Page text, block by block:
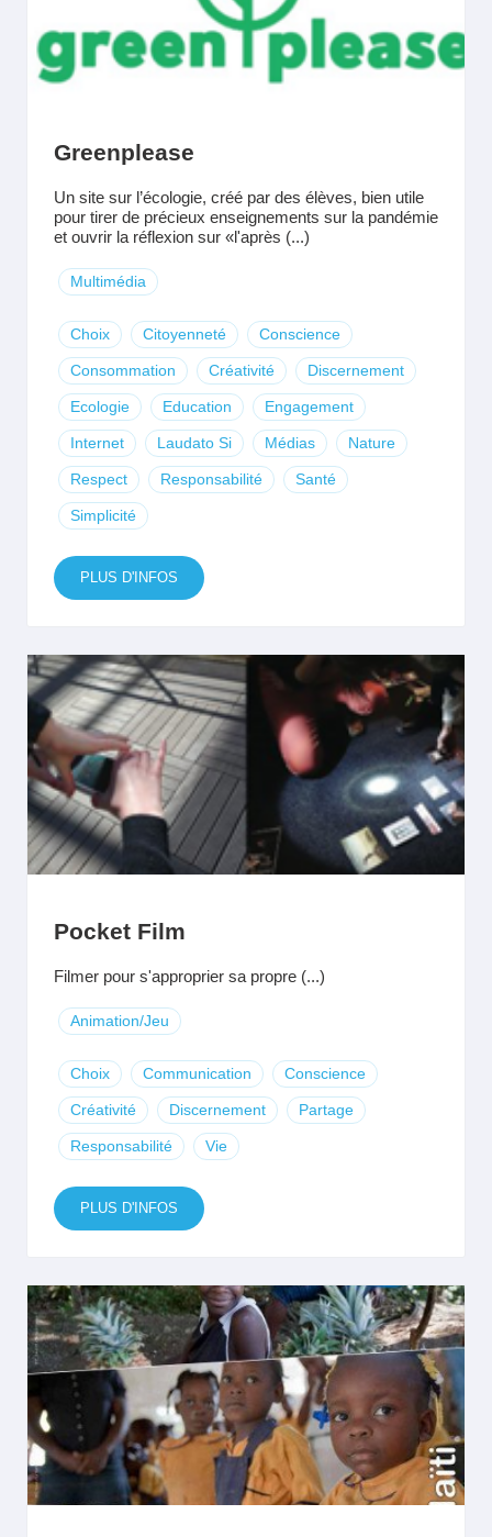
Greenplease
Un site sur l’écologie, créé par des élèves, bien utile
pour tirer de précieux enseignements sur la pandémie
et ouvrir la réflexion sur «l'après (...)
Multimédia
Choix Citoyenneté Conscience
Consommation Créativité Discernement
Ecologie Education Engagement
Internet Laudato Si Médias Nature
Respect Responsabilité Santé
Simplicité
PLUS D'INFOS
Pocket Film
Filmer pour s'approprier sa propre (...)
Animation/Jeu
Choix Communication Conscience
Créativité Discernement Partage
Responsabilité Vie
PLUS D'INFOS